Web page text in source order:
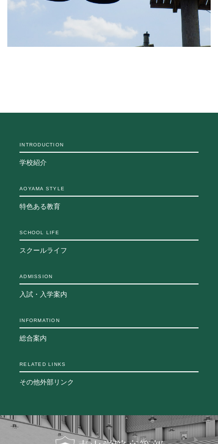
INTRODUCTION
学校紹介
AOYAMA STYLE
特色ある教育
SCHOOL LIFE
スクールライフ
ADMISSION
入試・入学案内
INFORMATION
総合案内
RELATED LINKS
その他外部リンク